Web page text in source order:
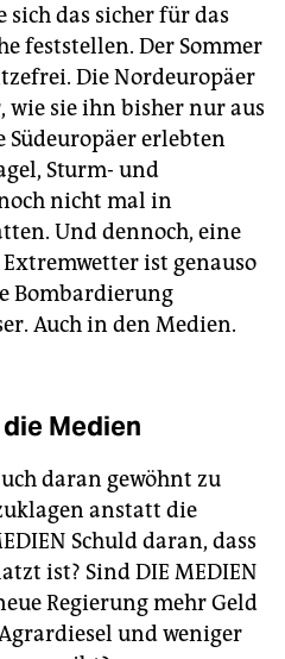
sich das sicher für das
feststellen. Der Sommer
Die Nordeuropäer
wie sie ihn bisher nur aus
Südeuropäer erlebten
Sturm- und
nicht mal in
Und dennoch, eine
ist genauso
Bombardierung
Auch in den Medien.
Medien
daran gewöhnt zu
anstatt die
Schuld daran, dass
ist? Sind DIE MEDIEN
Regierung mehr Geld
und weniger